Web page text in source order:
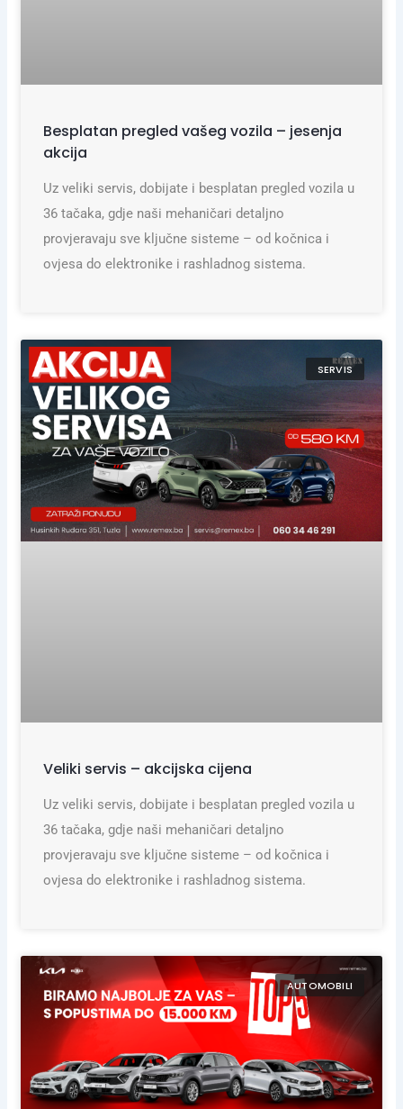
Besplatan pregled vašeg vozila – jesenja
akcija
Uz veliki servis, dobijate i besplatan pregled vozila u
36 tačaka, gdje naši mehaničari detaljno
provjeravaju sve ključne sisteme – od kočnica i
ovjesa do elektronike i rashladnog sistema.
SERVIS
Veliki servis – akcijska cijena
Uz veliki servis, dobijate i besplatan pregled vozila u
36 tačaka, gdje naši mehaničari detaljno
provjeravaju sve ključne sisteme – od kočnica i
ovjesa do elektronike i rashladnog sistema.
AUTOMOBILI